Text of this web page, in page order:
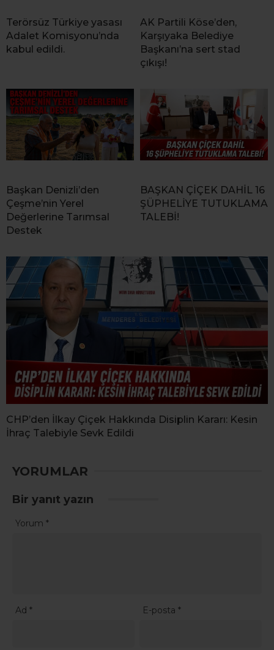
Terörsüz Türkiye yasası
Adalet Komisyonu’nda
kabul edildi.
AK Partili Köse’den,
Karşıyaka Belediye
Başkanı’na sert stad
çıkışı!
Başkan Denizli’den
Çeşme’nin Yerel
Değerlerine Tarımsal
Destek
BAŞKAN ÇİÇEK DAHİL 16
ŞÜPHELİYE TUTUKLAMA
TALEBİ!
CHP’den İlkay Çiçek Hakkında Disiplin Kararı: Kesin
İhraç Talebiyle Sevk Edildi
YORUMLAR
Bir yanıt yazın
Yorum *
Ad * E-posta*